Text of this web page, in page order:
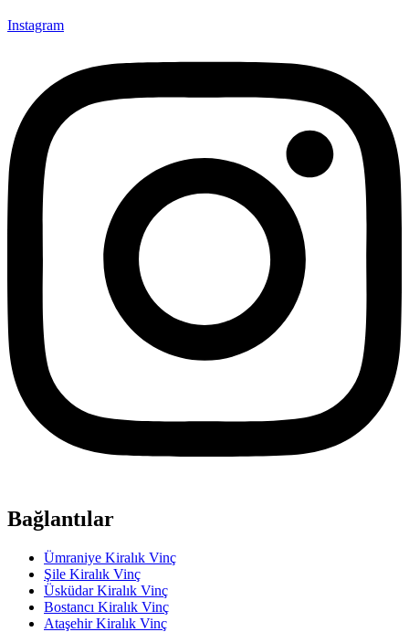
Instagram
Bağlantılar
Ümraniye Kiralık Vinç
Şile Kiralık Vinç
Üsküdar Kiralık Vinç
Bostancı Kiralık Vinç
Ataşehir Kiralık Vinç